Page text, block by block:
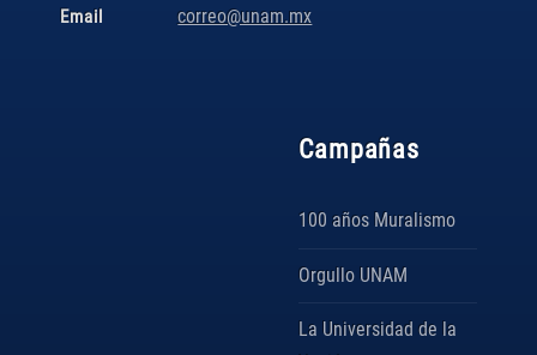
Campañas
100 años Muralismo
Orgullo UNAM
La Universidad de la
Email correo@unam.mx